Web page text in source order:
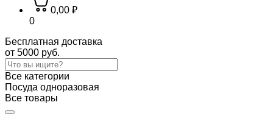
0
0,00 ₽
Бесплатная доставка
от 5000 руб.
Все категории
Посуда одноразовая
Все товары